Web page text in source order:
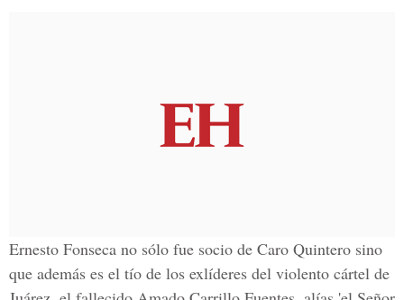
Ernesto Fonseca no sólo fue socio de Caro Quintero sino
que además es el tío de los exlíderes del violento cártel de